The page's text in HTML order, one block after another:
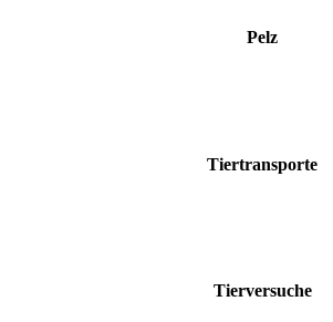
Pelz
Tiertransporte
Tierversuche